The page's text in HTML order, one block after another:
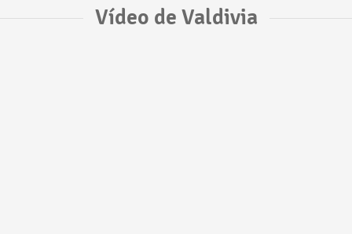
Vídeo de Valdivia